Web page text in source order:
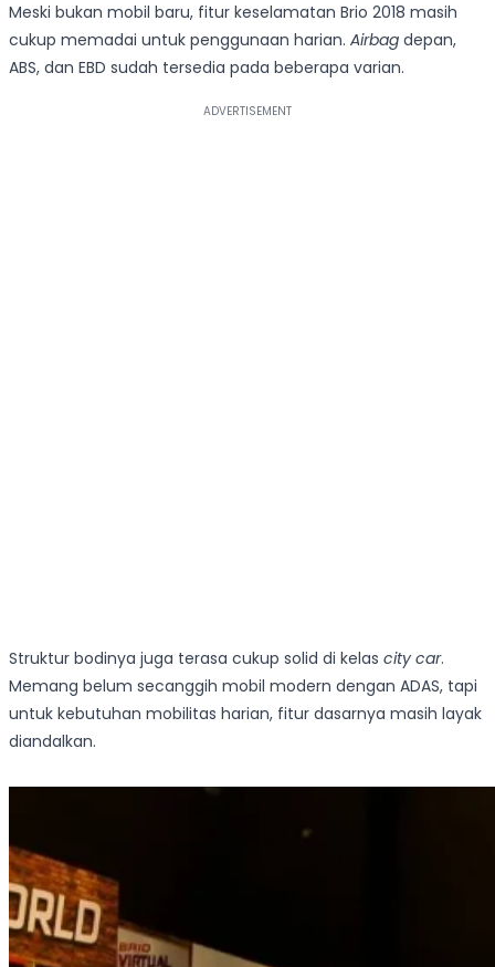
Meski bukan mobil baru, fitur keselamatan Brio 2018 masih
cukup memadai untuk penggunaan harian. Airbag depan,
ABS, dan EBD sudah tersedia pada beberapa varian.
Struktur bodinya juga terasa cukup solid di kelas city car.
Memang belum secanggih mobil modern dengan ADAS, tapi
untuk kebutuhan mobilitas harian, fitur dasarnya masih layak
diandalkan.